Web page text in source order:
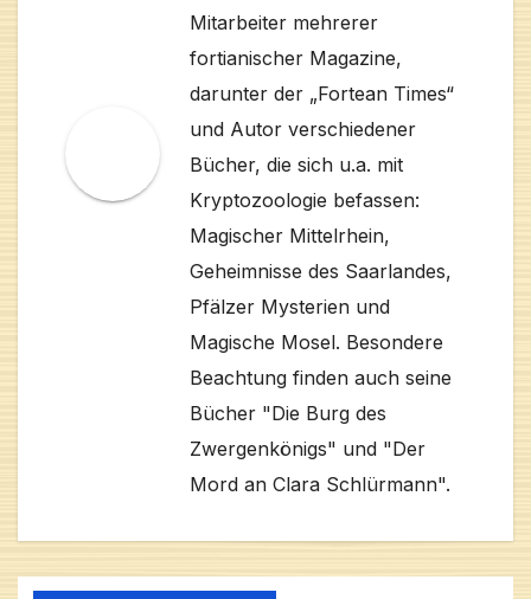
Mitarbeiter mehrerer
fortianischer Magazine,
darunter der „Fortean Times“
und Autor verschiedener
Bücher, die sich u.a. mit
Kryptozoologie befassen:
Magischer Mittelrhein,
Geheimnisse des Saarlandes,
Pfälzer Mysterien und
Magische Mosel. Besondere
Beachtung finden auch seine
Bücher "Die Burg des
Zwergenkönigs" und "Der
Mord an Clara Schlürmann".